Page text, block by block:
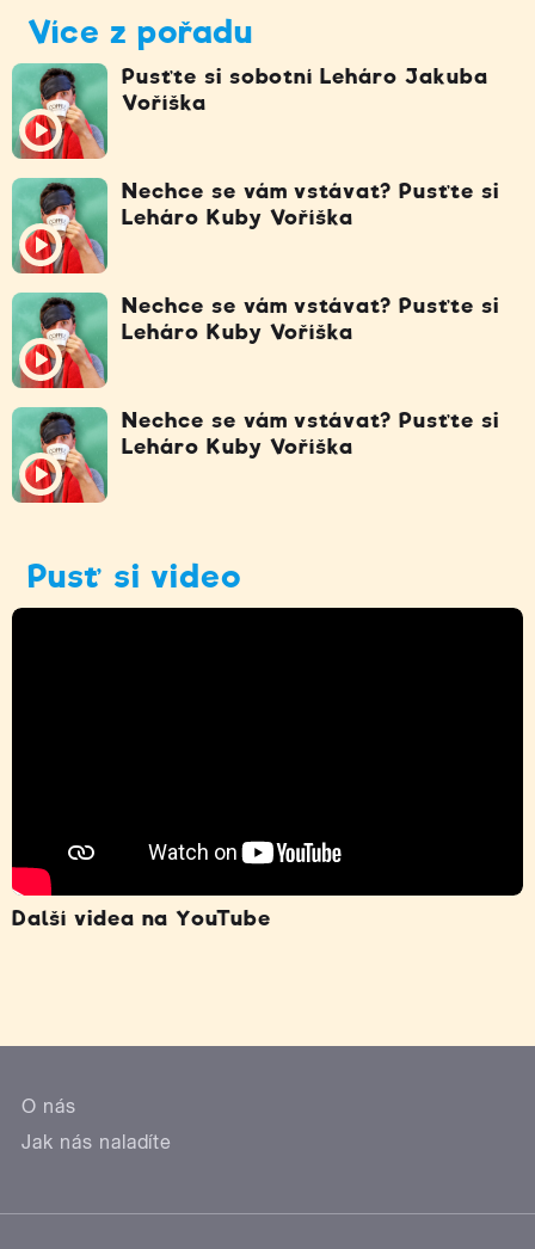
Více z pořadu
Pusťte si sobotní Leháro Jakuba
Voříška
Nechce se vám vstávat? Pusťte si
Leháro Kuby Voříška
Nechce se vám vstávat? Pusťte si
Leháro Kuby Voříška
Nechce se vám vstávat? Pusťte si
Leháro Kuby Voříška
Pusť si video
Další videa na YouTube
O nás
Jak nás naladíte